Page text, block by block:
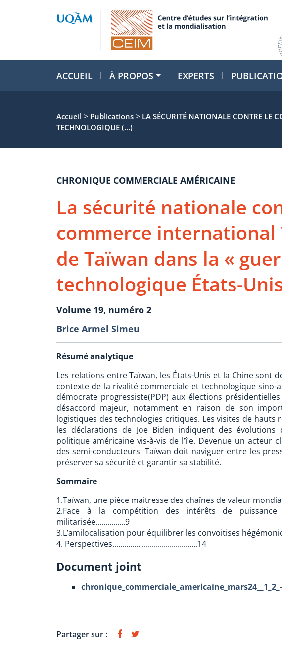
ACCUEIL À PROPOS EXPERTS
Accueil > Publications > LA SÉCURITÉ NATIONALE CONTRE LE
TECHNOLOGIQUE (…)
CHRONIQUE COMMERCIALE AMÉRICAINE
La sécurité nationale
commerce international
de Taïwan dans la «
technologique États-
Volume 19, numéro 2
Brice Armel Simeu
Résumé analytique
Les relations entre Taïwan, les États-Unis et la Chine sont
contexte de la rivalité commerciale et technologique sino-
démocrate progressiste(PDP) aux élections
désaccord majeur, notamment en raison de son
logistiques des technologies critiques. Les visites de hauts
les déclarations de Joe Biden indiquent des évolutions
politique américaine vis-à-vis de l’île. Devenue un acteur
des semi-conducteurs, Taïwan doit naviguer entre les
préserver sa sécurité et garantir sa stabilité.
Sommaire
1.Taïwan, une pièce maitresse des chaînes de valeur
2.Face à la compétition des intérêts de puissance
militarisée...............9
3.L’amilocalisation pour équilibrer les convoitises
4. Perspectives...........................................14
Document joint
Partager sur :